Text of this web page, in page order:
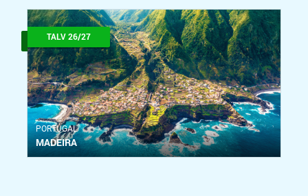
TALV 26/27
PORTUGAL
MADEIRA